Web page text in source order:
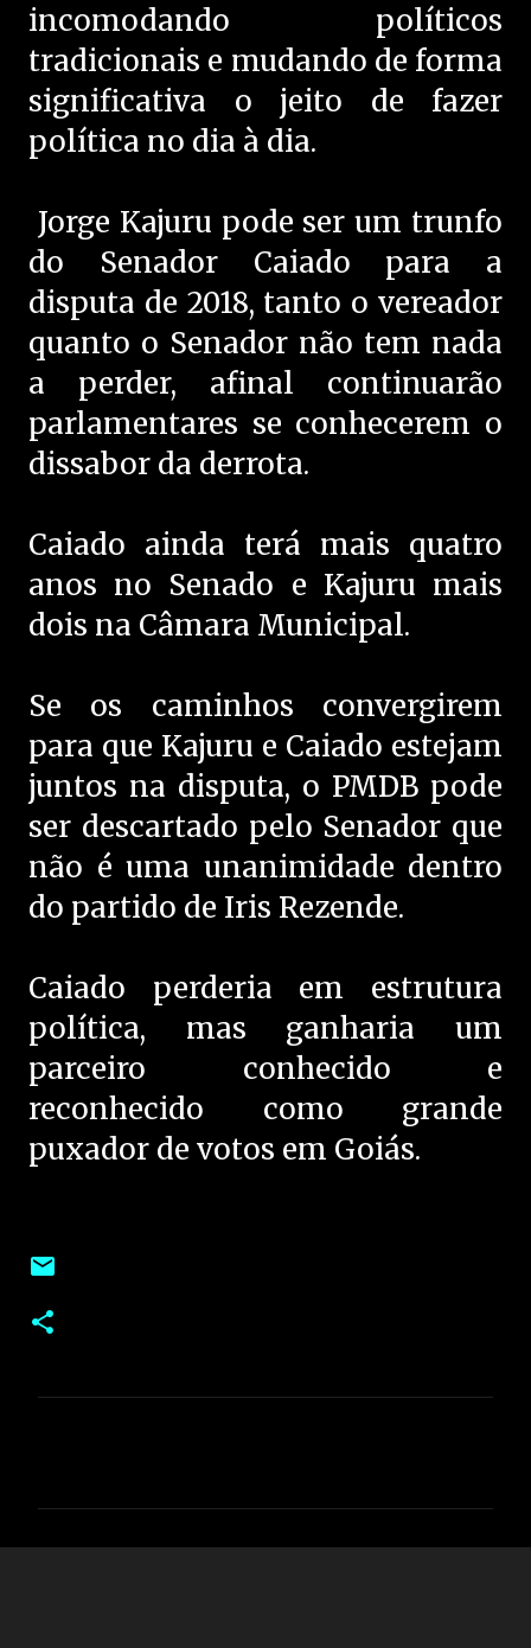
incomodando políticos
tradicionais e mudando de forma
significativa o jeito de fazer
política no dia à dia.
Jorge Kajuru pode ser um trunfo
do Senador Caiado para a
disputa de 2018, tanto o vereador
quanto o Senador não tem nada
a perder, afinal continuarão
parlamentares se conhecerem o
dissabor da derrota.
Caiado ainda terá mais quatro
anos no Senado e Kajuru mais
dois na Câmara Municipal.
Se os caminhos convergirem
para que Kajuru e Caiado estejam
juntos na disputa, o PMDB pode
ser descartado pelo Senador que
não é uma unanimidade dentro
do partido de Iris Rezende.
Caiado perderia em estrutura
política, mas ganharia um
parceiro conhecido e
reconhecido como grande
puxador de votos em Goiás.